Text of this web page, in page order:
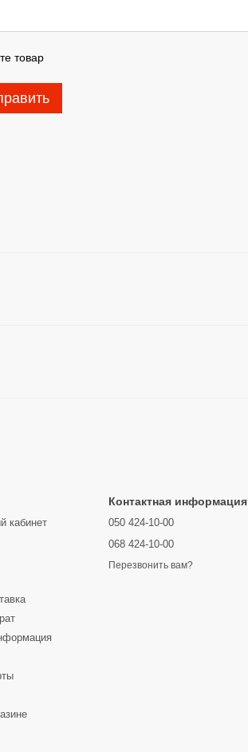
товар
кабинет
Контактная информация
050 424-10-00
068 424-10-00
Перезвонить вам?